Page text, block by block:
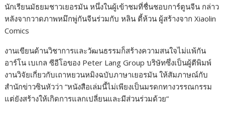
นักเรียนมัธยมชาวเยอรมัน หนึ่งในผู้เข้าชมที่ชื่นชอบการ์ตูนจีน กล่าว
หลังจากวาดภาพหมึกพู่กันจีนร่วมกับ หลิน ตี้ห้วน ผู้สร้างจาก Xiaolin
Comics
งานเขียนด้านวิชาการและวัฒนธรรมก็สร้างความสนใจไม่แพ้กัน
อาร์โน เบเกล ซีอีโอของ Peter Lang Group บริษัทซึ่งเป็นผู้ตีพิมพ์
งานวิจัยเกี่ยวกับเถาหยวนหมิงฉบับภาษาเยอรมัน ให้สัมภาษณ์กับ
สำนักข่าวซินหัวว่า “หนังสือเล่มนี้ไม่เพียงเป็นมรดกทางวรรณกรรม
แต่ยังสร้างให้เกิดการแลกเปลี่ยนและมีส่วนร่วมด้วย”